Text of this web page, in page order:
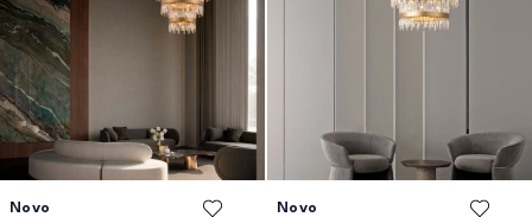
Novo
Novo